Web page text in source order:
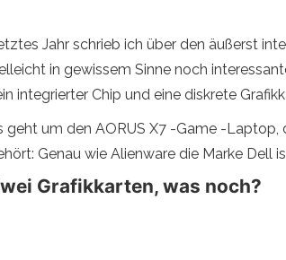
Jahr schrieb ich über den äußerst
in gewissem Sinne noch
integrierter Chip und eine diskrete
geht um den AORUS X7 -Game -
Genau wie Alienware die Marke Dell
Grafikkarten, was noch?